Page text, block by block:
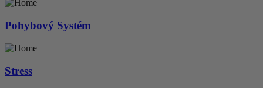
Pohybový Systém
Stress